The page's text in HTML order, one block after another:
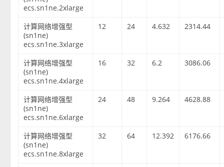
ecs.sn1ne.2xlarge
计算网络增强型
(sn1ne)
ecs.sn1ne.3xlarge
12 24 4.632 2314.44
计算网络增强型
(sn1ne)
ecs.sn1ne.4xlarge
16 32 6.2 3086.06
计算网络增强型
(sn1ne)
ecs.sn1ne.6xlarge
24 48 9.264 4628.88
计算网络增强型
(sn1ne)
ecs.sn1ne.8xlarge
32 64 12.392 6176.66